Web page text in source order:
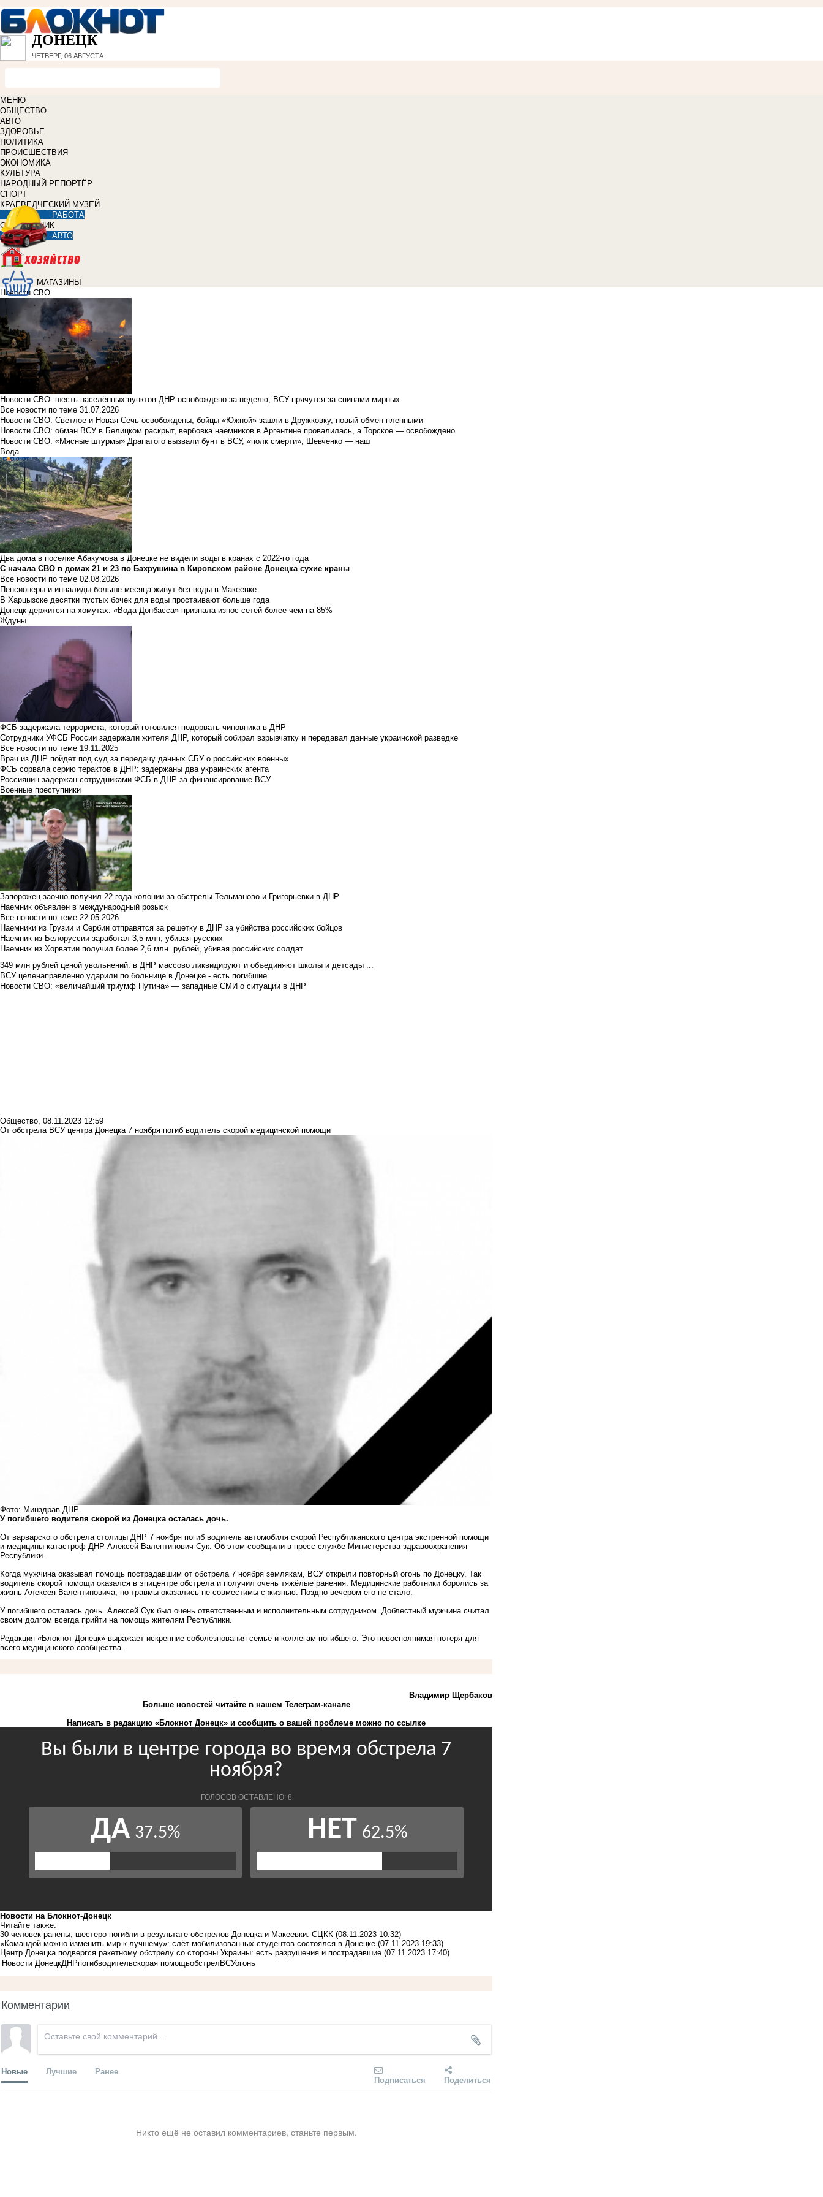
ДОНЕЦК
ЧЕТВЕРГ, 06 АВГУСТА
МЕНЮ
ОБЩЕСТВО
АВТО
ЗДОРОВЬЕ
ПОЛИТИКА
ПРОИСШЕСТВИЯ
ЭКОНОМИКА
КУЛЬТУРА
НАРОДНЫЙ РЕПОРТЁР
СПОРТ
КРАЕВЕДЧЕСКИЙ МУЗЕЙ
РАБОТА
СПРАВОЧНИК
АВТО
МАГАЗИНЫ
Новости СВО
Новости СВО: шесть населённых пунктов ДНР освобождено за неделю, ВСУ прячутся за спинами мирных
Все новости по теме 31.07.2026
Новости СВО: Светлое и Новая Сечь освобождены, бойцы «Южной» зашли в Дружковку, новый обмен пленными
Новости СВО: обман ВСУ в Белицком раскрыт, вербовка наёмников в Аргентине провалилась, а Торское — освобождено
Новости СВО: «Мясные штурмы» Драпатого вызвали бунт в ВСУ, «полк смерти», Шевченко — наш
Вода
Два дома в поселке Абакумова в Донецке не видели воды в кранах с 2022-го года
С начала СВО в домах 21 и 23 по Бахрушина в Кировском районе Донецка сухие краны
Все новости по теме 02.08.2026
Пенсионеры и инвалиды больше месяца живут без воды в Макеевке
В Харцызске десятки пустых бочек для воды простаивают больше года
Донецк держится на хомутах: «Вода Донбасса» признала износ сетей более чем на 85%
Ждуны
ФСБ задержала террориста, который готовился подорвать чиновника в ДНР
Сотрудники УФСБ России задержали жителя ДНР, который собирал взрывчатку и передавал данные украинской разведке
Все новости по теме 19.11.2025
Врач из ДНР пойдет под суд за передачу данных СБУ о российских военных
ФСБ сорвала серию терактов в ДНР: задержаны два украинских агента
Россиянин задержан сотрудниками ФСБ в ДНР за финансирование ВСУ
Военные преступники
Запорожец заочно получил 22 года колонии за обстрелы Тельманово и Григорьевки в ДНР
Наемник объявлен в международный розыск
Все новости по теме 22.05.2026
Наемники из Грузии и Сербии отправятся за решетку в ДНР за убийства российских бойцов
Наемник из Белоруссии заработал 3,5 млн, убивая русских
Наемник из Хорватии получил более 2,6 млн. рублей, убивая российских солдат
349 млн рублей ценой увольнений: в ДНР массово ликвидируют и объединяют школы и детсады ...
ВСУ целенаправленно ударили по больнице в Донецке - есть погибшие
Новости СВО: «величайший триумф Путина» — западные СМИ о ситуации в ДНР
Общество 08.11.2023 12:59
От обстрела ВСУ центра Донецка 7 ноября погиб водитель скорой медицинской помощи
Фото: Минздрав ДНР.
У погибшего водителя скорой из Донецка осталась дочь.
От варварского обстрела столицы ДНР 7 ноября погиб водитель автомобиля скорой Республиканского центра экстренной помощи
и медицины катастроф ДНР Алексей Валентинович Сук. Об этом сообщили в пресс-службе Министерства здравоохранения
Республики.
Когда мужчина оказывал помощь пострадавшим от обстрела 7 ноября землякам, ВСУ открыли повторный огонь по Донецку. Так
водитель скорой помощи оказался в эпицентре обстрела и получил очень тяжёлые ранения. Медицинские работники боролись за
жизнь Алексея Валентиновича, но травмы оказались не совместимы с жизнью. Поздно вечером его не стало.
У погибшего осталась дочь. Алексей Сук был очень ответственным и исполнительным сотрудником. Доблестный мужчина считал
своим долгом всегда прийти на помощь жителям Республики.
Редакция «Блокнот Донецк» выражает искренние соболезнования семье и коллегам погибшего. Это невосполнимая потеря для
всего медицинского сообщества.
Владимир Щербаков
Больше новостейчитайте в нашем Телеграм-канале
Написать в редакцию «Блокнот Донецк» и сообщить о вашей проблеме можно по ссылке
Новости на Блoкнoт-Донецк
Читайте также:
30 человек ранены, шестеро погибли в результате обстрелов Донецка и Макеевки: СЦКК (08.11.2023 10:32)
«Командой можно изменить мир к лучшему»: слёт мобилизованных студентов состоялся в Донецке (07.11.2023 19:33)
Центр Донецка подвергся ракетному обстрелу со стороны Украины: есть разрушения и пострадавшие (07.11.2023 17:40)
Новости ДонецкДНРпогибводительскорая помощьобстрел ВСУогонь
Комментарии
Новые Лучшие Ранее
Подписаться Поделиться
Никто ещё не оставил комментариев, станьте первым.